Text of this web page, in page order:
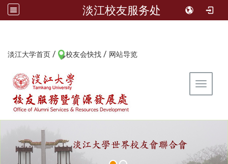
淡江校友服务处
淡江大学首页 / 校友会快找 / 网站导览
Toggle